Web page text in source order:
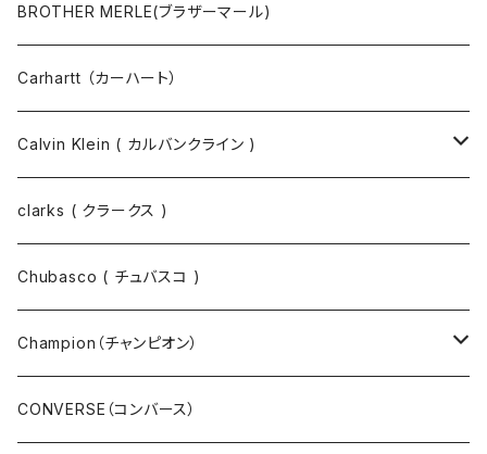
マスクコード
財布 / キーケース
キーホルダー / スマホスタンド
パンツ
パーカ
ジャケット・ブルゾン
コート
シャツ
長袖Tシャツ
半袖シャツ
長袖シャツ
スウェット
パーカー
ニット
ジャケット
BROTHER MERLE(ブラザーマール)
Carhartt （カーハート）
Calvin Klein ( カルバンクライン )
ジャケット
パーカー
clarks ( クラークス )
Chubasco ( チュバスコ )
Champion（チャンピオン）
スウェットパンツ
CONVERSE（コンバース）